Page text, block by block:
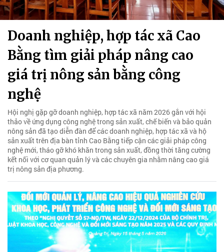
Doanh nghiệp, hợp tác xã Cao
Bằng tìm giải pháp nâng cao
giá trị nông sản bằng công
nghệ
Hội nghị gặp gỡ doanh nghiệp, hợp tác xã năm 2026 gắn với hội
thảo về ứng dụng công nghệ trong sản xuất, chế biến và bảo quản
nông sản đã tạo diễn đàn để các doanh nghiệp, hợp tác xã và hộ
sản xuất trên địa bàn tỉnh Cao Bằng tiếp cận các giải pháp công
nghệ mới, tháo gỡ khó khăn trong sản xuất, đồng thời tăng cường
kết nối với cơ quan quản lý và các chuyên gia nhằm nâng cao giá
trị nông sản địa phương.